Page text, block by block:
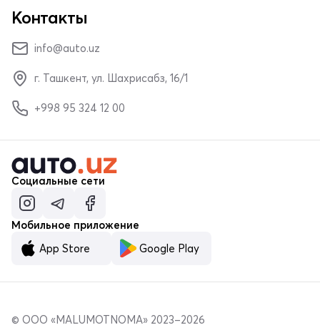
Контакты
info@auto.uz
г. Ташкент, ул. Шахрисабз, 16/1
+998 95 324 12 00
Социальные сети
Мобильное приложение
App Store
Google Play
© ООО «MALUMOTNOMA» 2023–2026